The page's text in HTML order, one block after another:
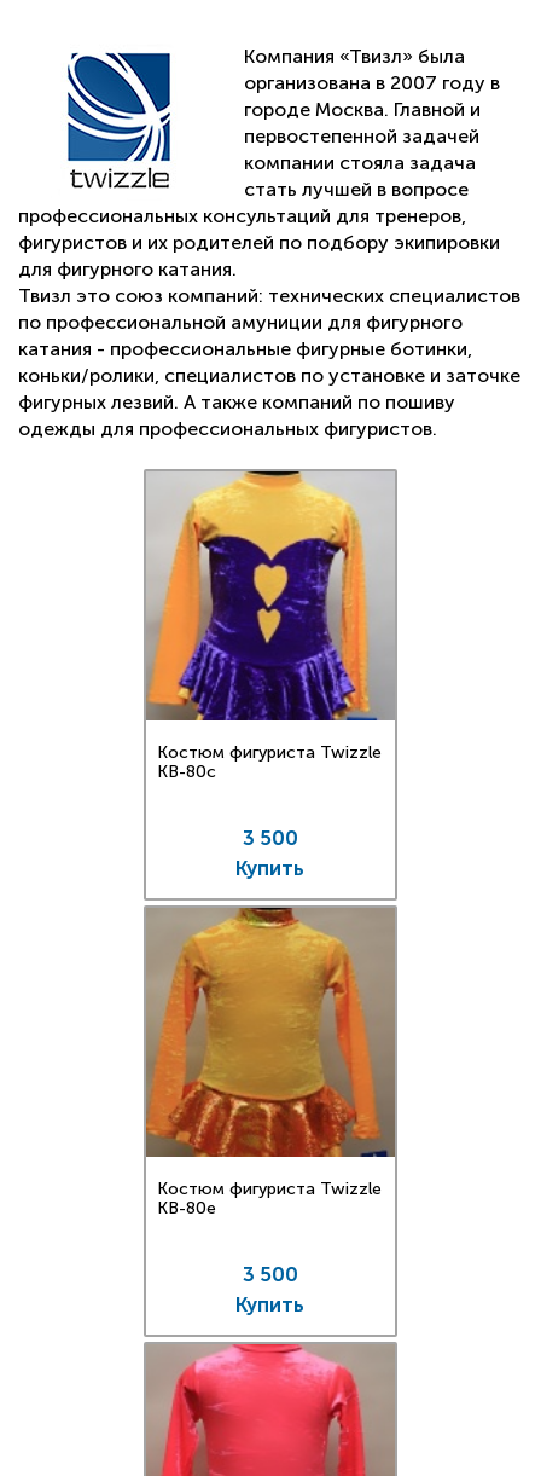
Компания «Твизл» была
организована в 2007 году в
городе Москва. Главной и
первостепенной задачей
компании стояла задача
стать лучшей в вопросе
профессиональных консультаций для тренеров,
фигуристов и их родителей по подбору экипировки
для фигурного катания.
Твизл это союз компаний: технических специалистов
по профессиональной амуниции для фигурного
катания - профессиональные фигурные ботинки,
коньки/ролики, специалистов по установке и заточке
фигурных лезвий. А также компаний по пошиву
одежды для профессиональных фигуристов.
Костюм фигуриста Twizzle
KB-80c
3 500
Купить
Костюм фигуриста Twizzle
KB-80e
3 500
Купить